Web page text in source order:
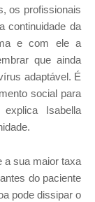
os profissionais
continuidade da
e com ele a
que ainda
adaptável. É
social para
Isabella
a sua maior taxa
do paciente
pode dissipar o